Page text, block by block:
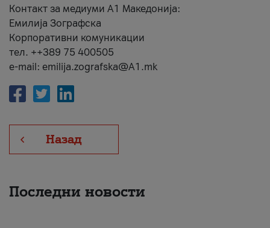
Контакт за медиуми А1 Македонија:
Емилија Зографска
Корпоративни комуникации
тел. ++389 75 400505
e-mail: emilija.zografska@A1.mk
Назад
Последни новости